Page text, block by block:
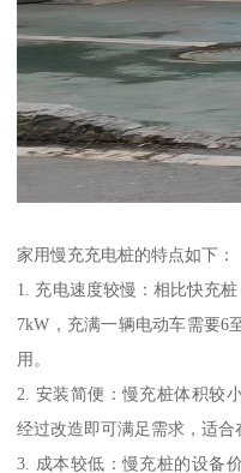
家用慢充充电桩的特点如下：
1. 充电速度较慢：相比快充
7kW，充满一辆电动车需要6
用。
2. 安装简便：慢充桩体积较
经过改造即可满足需求，适合
3. 成本较低：慢充桩的设备